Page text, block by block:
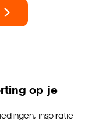
op je
inspiratie